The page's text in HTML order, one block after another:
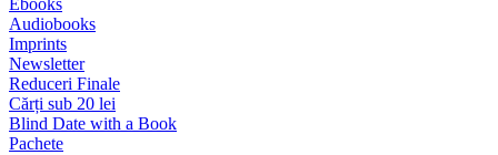
Ebooks
Audiobooks
Imprints
Newsletter
Reduceri Finale
Cărți sub 20 lei
Blind Date with a Book
Pachete